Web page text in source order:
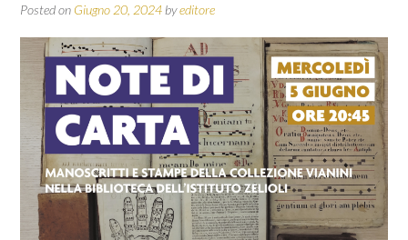
Posted on Giugno 20, 2024 byeditore